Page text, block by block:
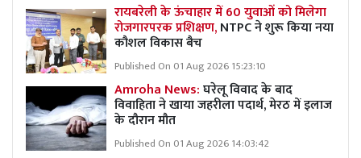
रायबरेली के ऊंचाहार में 60 युवाओं को मिलेगा
रोजगारपरक प्रशिक्षण,NTPC ने शुरू किया नया
कौशल विकास बैच
Published On 01 Aug 2026 15:23:10
Amroha News:घरेलू विवाद के बाद
विवाहिता ने खाया जहरीला पदार्थ, मेरठ में इलाज
के दौरान मौत
Published On 01 Aug 2026 14:03:42